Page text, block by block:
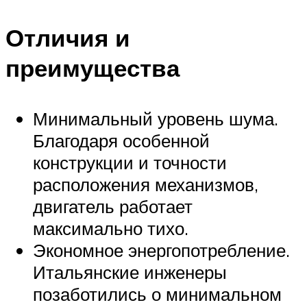
Отличия и
преимущества
Минимальный уровень шума.
Благодаря особенной
конструкции и точности
расположения механизмов,
двигатель работает
максимально тихо.
Экономное энергопотребление.
Итальянские инженеры
позаботились о минимальном